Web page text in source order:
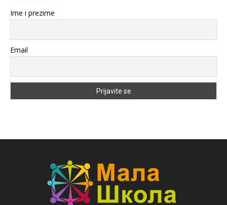
Ime i prezime
Email